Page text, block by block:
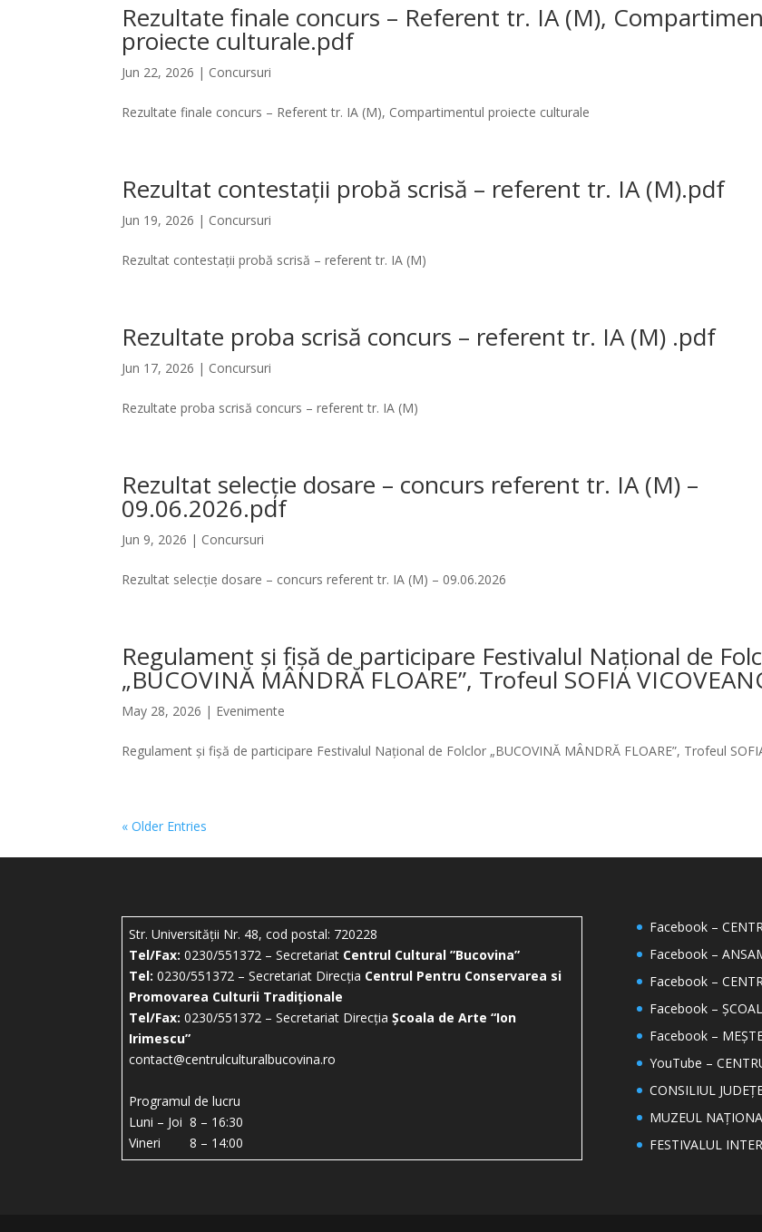
Rezultate finale concurs – Referent tr. IA (M),
proiecte culturale.pdf
Jun 22, 2026 | Concursuri
Rezultate finale concurs – Referent tr. IA (M), Compartimentul proiecte culturale
Rezultat contestații probă scrisă – referent tr. IA (M).pdf
Jun 19, 2026 | Concursuri
Rezultat contestații probă scrisă – referent tr. IA (M)
Rezultate proba scrisă concurs – referent tr. IA (M) .pdf
Jun 17, 2026 | Concursuri
Rezultate proba scrisă concurs – referent tr. IA (M)
Rezultat selecție dosare – concurs referent tr. IA (M) –
09.06.2026.pdf
Jun 9, 2026 | Concursuri
Rezultat selecție dosare – concurs referent tr. IA (M) – 09.06.2026
Regulament și fișă de participare Festivalul Național de
„BUCOVINĂ MÂNDRĂ FLOARE”, Trofeul SOFIA
May 28, 2026 | Evenimente
Regulament și fișă de participare Festivalul Național de Folclor „BUCOVINĂ MÂNDRĂ FLOARE”, Trofeul
« Older Entries
Str. Universității Nr. 48, cod postal: 720228
Tel/Fax: 0230/551372 – Secretariat Centrul Cultural ”Bucovina”
Tel: 0230/551372 – Secretariat Direcția Centrul Pentru Conservarea si
Promovarea Culturii Tradiționale
Tel/Fax: 0230/551372 – Secretariat DirecțiaȘcoala de Arte “Ion
Irimescu”
contact@centrulculturalbucovina.ro
Programul de lucru
Luni – Joi 8 – 16:30
Vineri 8 – 14:00
Facebook –
Facebook –
Facebook –
Facebook –
Facebook –
YouTube –
CONSILIUL
MUZEUL
FESTIVALUL